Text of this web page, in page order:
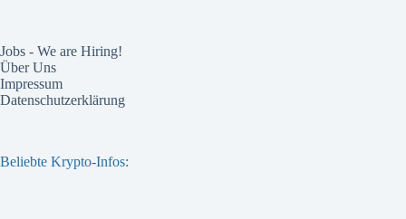
Jobs - We are Hiring!
Über Uns
Impressum
Datenschutzerklärung
Beliebte Krypto-Infos: